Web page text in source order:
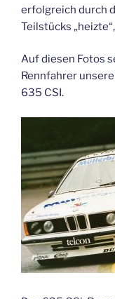
erfolgreich durch
Teilstücks
Auf diesen Fotos
Rennfahrer
635 CSI.